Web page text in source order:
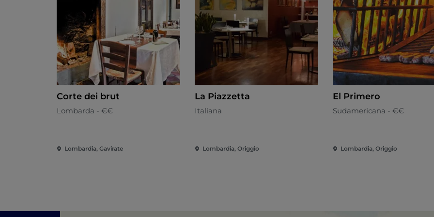
Corte dei brut
Lombarda - €€
Lombardia, Gavirate
La Piazzetta
Italiana
Lombardia, Origgio
El Primero
Sudamericana - €€
Lombardia, Origgio